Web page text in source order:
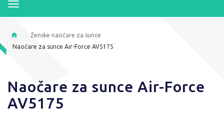
Ženske naočare za sunce
Naočare za sunce Air-Force AV5175
Naočare za sunce Air-Force
AV5175